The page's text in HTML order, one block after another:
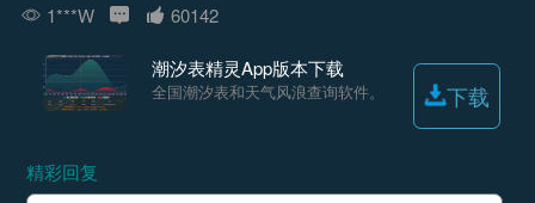
1***W 60142
潮汐表精灵App版本下载
全国潮汐表和天气风浪查询软件。 下载
精彩回复